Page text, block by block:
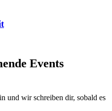
Events
und wir schreiben dir, sobald es